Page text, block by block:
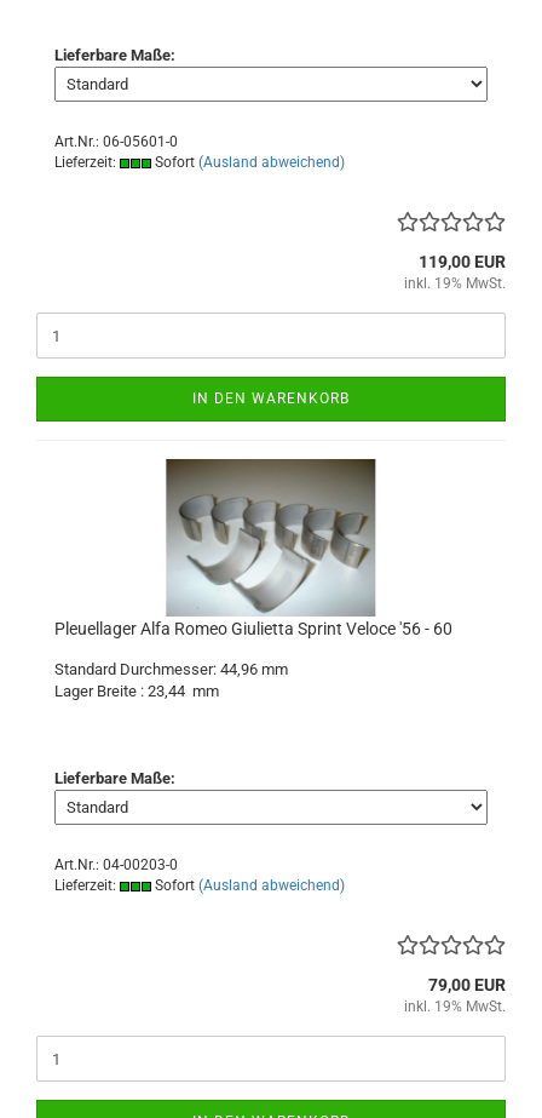
Lieferbare Maße:
Art.Nr.: 06-05601-0
Lieferzeit:
Sofort (Ausland abweichend)
119,00 EUR
inkl. 19% MwSt.
IN DEN WARENKORB
Pleuellager Alfa Romeo Giulietta Sprint Veloce '56 - 60
Standard Durchmesser: 44,96 mm
Lager Breite : 23,44 mm
Lieferbare Maße:
Art.Nr.: 04-00203-0
Lieferzeit:
Sofort (Ausland abweichend)
79,00 EUR
inkl. 19% MwSt.